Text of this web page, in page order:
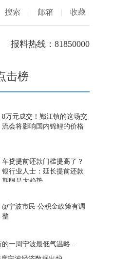
搜索 | 邮箱 | 收藏
报料热线：81850000
击榜
8万元成交！鄞江镇的这场交
流会将影响国内锦鲤的价格
车贷提前还款门槛提高了？
银行业人士：延长提前还款
期限是大趋势
@宁波市民 公积金政策有调
整
一周宁波最低气温略...